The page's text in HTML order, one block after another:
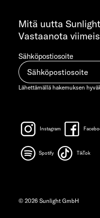
info@sunlight.de
Mitä uutta
Vastaanota
Sähköpostiosoite
Lähettämällä hakemuksen
Instagram
Spotify TikTok
© 2026 Sunlight GmbH